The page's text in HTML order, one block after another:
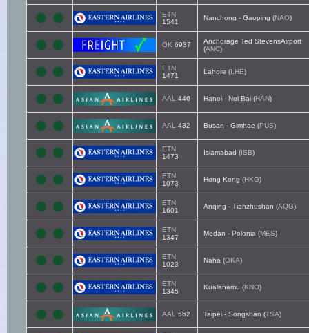
ETN
1541
Nanchong - Gaoping (NAO)
OK 6937
Anchorage Ted StevensAirport
(ANC)
ETN
1471
Lahore (LHE)
AAL 446 Hanoi - Noi Bai (HAN)
AAL 432 Busan - Gimhae (PUS)
ETN
1473
Islamabad (ISB)
ETN
1073
Hong Kong (HKG)
ETN
1601
Anqing - Tianzhushan (AQG)
ETN
1347
Medan - Polonia (MES)
ETN
1023
Naha (OKA)
ETN
1345
Kualanamu (KNO)
AAL 562 Taipei - Songshan (TSA)